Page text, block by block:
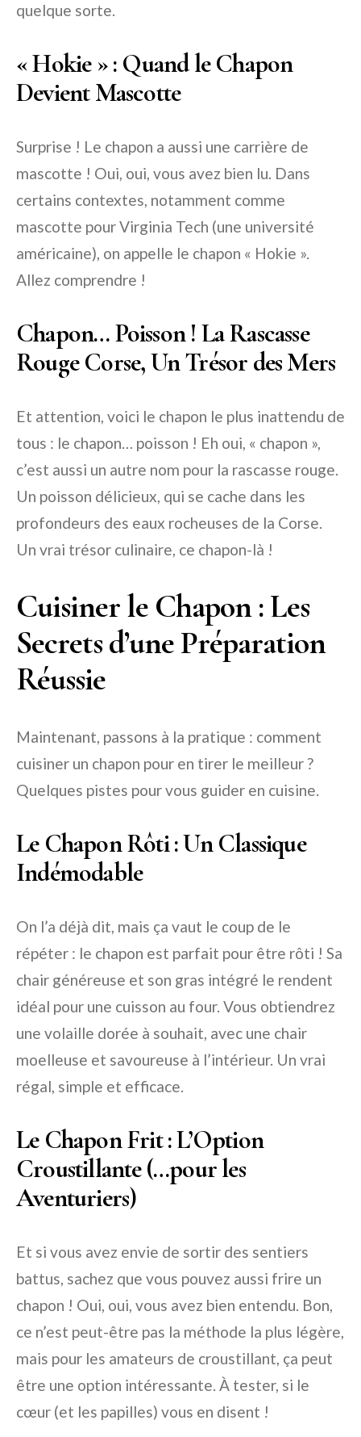
quelque sorte.
« Hokie » : Quand le Chapon
Devient Mascotte
Surprise ! Le chapon a aussi une carrière de
mascotte ! Oui, oui, vous avez bien lu. Dans
certains contextes, notamment comme
mascotte pour Virginia Tech (une université
américaine), on appelle le chapon « Hokie ».
Allez comprendre !
Chapon… Poisson ! La Rascasse
Rouge Corse, Un Trésor des Mers
Et attention, voici le chapon le plus inattendu de
tous : le chapon… poisson ! Eh oui, « chapon »,
c’est aussi un autre nom pour la rascasse rouge.
Un poisson délicieux, qui se cache dans les
profondeurs des eaux rocheuses de la Corse.
Un vrai trésor culinaire, ce chapon-là !
Cuisiner le Chapon : Les
Secrets d’une Préparation
Réussie
Maintenant, passons à la pratique : comment
cuisiner un chapon pour en tirer le meilleur ?
Quelques pistes pour vous guider en cuisine.
Le Chapon Rôti : Un Classique
Indémodable
On l’a déjà dit, mais ça vaut le coup de le
répéter : le chapon est parfait pour être rôti ! Sa
chair généreuse et son gras intégré le rendent
idéal pour une cuisson au four. Vous obtiendrez
une volaille dorée à souhait, avec une chair
moelleuse et savoureuse à l’intérieur. Un vrai
régal, simple et efficace.
Le Chapon Frit : L’Option
Croustillante (…pour les
Aventuriers)
Et si vous avez envie de sortir des sentiers
battus, sachez que vous pouvez aussi frire un
chapon ! Oui, oui, vous avez bien entendu. Bon,
ce n’est peut-être pas la méthode la plus légère,
mais pour les amateurs de croustillant, ça peut
être une option intéressante. À tester, si le
cœur (et les papilles) vous en disent !